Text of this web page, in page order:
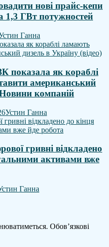
нові прайс-кепи
1,3 ГВт потужностей
Ганна
показала як кораблі
американський
Новини компаній
Устин Ганна
гривні відкладено
активами вже
Ганна
Обов’язкові